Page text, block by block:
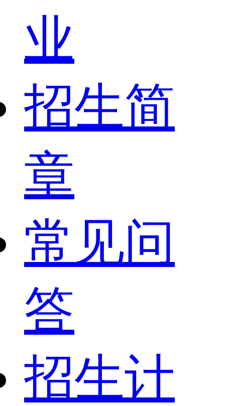
业
招生简
章
常见问
答
招生计